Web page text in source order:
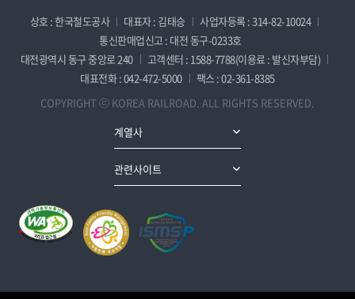
상호 : 한국철도공사 대표자 : 김태승
사업자등록 : 314-82-10024
통신판매업신고 : 대전 동구-0233호
대전광역시 동구 중앙로 240
고객센터 : 1588-7788(이용료 : 발신자부담)
대표전화 : 042-472-5000
팩스 : 02-361-8385
COPYRIGHT ⓒ KOREA RAILROAD. ALL RIGHTS RESERVED.
계열사
관련사이트